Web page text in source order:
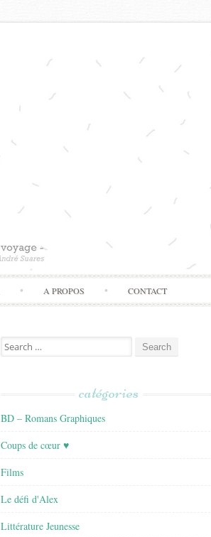
A PROPOS CONTACT
Search
for:
catégories
BD – Romans Graphiques
Coups de cœur ♥
Films
Le défi d'Alex
Littérature Jeunesse